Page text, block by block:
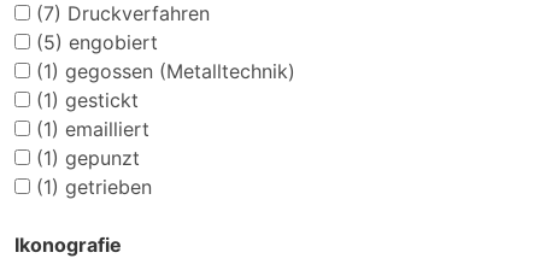
(7) Druckverfahren
(5) engobiert
(1) gegossen (Metalltechnik)
(1) gestickt
(1) emailliert
(1) gepunzt
(1) getrieben
Ikonografie